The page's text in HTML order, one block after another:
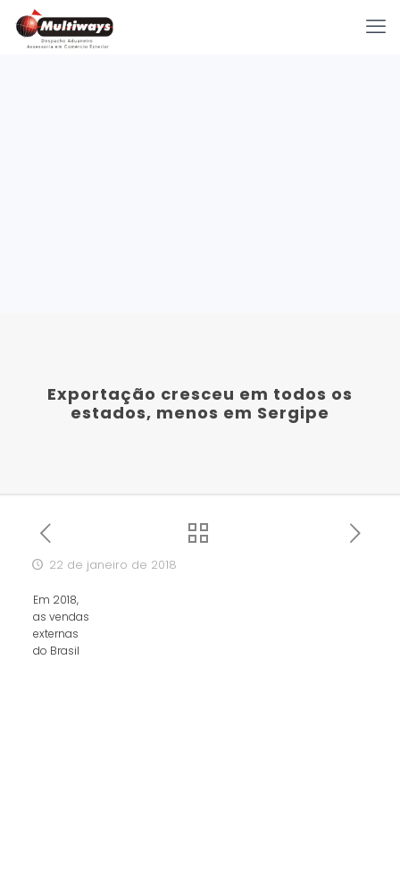
Exportação cresceu em todos os
estados, menos em Sergipe
22 de janeiro de 2018
Em 2018,
as vendas
externas
do Brasil